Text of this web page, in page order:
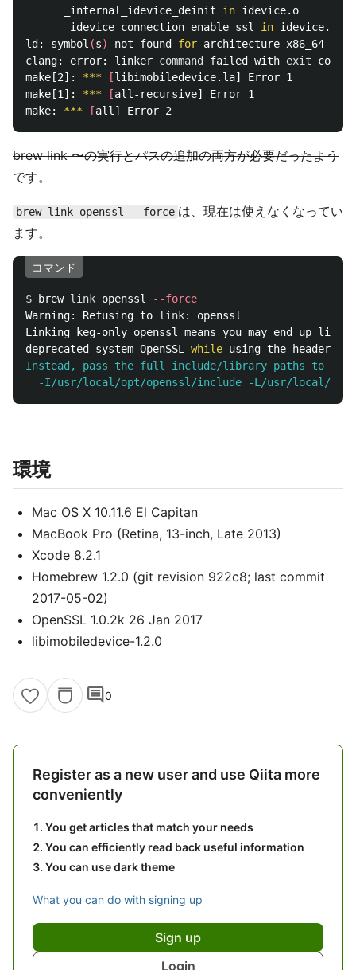
      _internal_idevice_deinit
in idevice.o
      _idevice_connection_enable_ssl
in idevice.o
ld: symbol (s) not found for architecture x86_64
clang: error: linker command failed with exit code
make[2]: *** [libimobiledevice.la] Error 1
make[1]: *** [all-recursive] Error 1
make: *** [
brew link 〜の実行とパスの追加の両方が必要だったよう
です。
brew link openssl --force は、現在は使えなくなってい
ます。
コマンド
$ brew link openssl
--force
Warning: Refusing to link: openssl
Linking keg-only openssl means you may end up
deprecated system OpenSSL while using the headers
Instead, pass the full include/library paths to
環境
Mac OS X 10.11.6 El Capitan
MacBook Pro (Retina, 13-inch, Late 2013)
Xcode 8.2.1
Homebrew 1.2.0 (git revision 922c8; last commit
2017-05-02)
OpenSSL 1.0.2k 26 Jan 2017
libimobiledevice-1.2.0
comment0
Register as a new user and use Qiita more
conveniently
You get articles that match your needs
You can efficiently read back useful information
You can use dark theme
What you can do with signing up
Sign up
Login